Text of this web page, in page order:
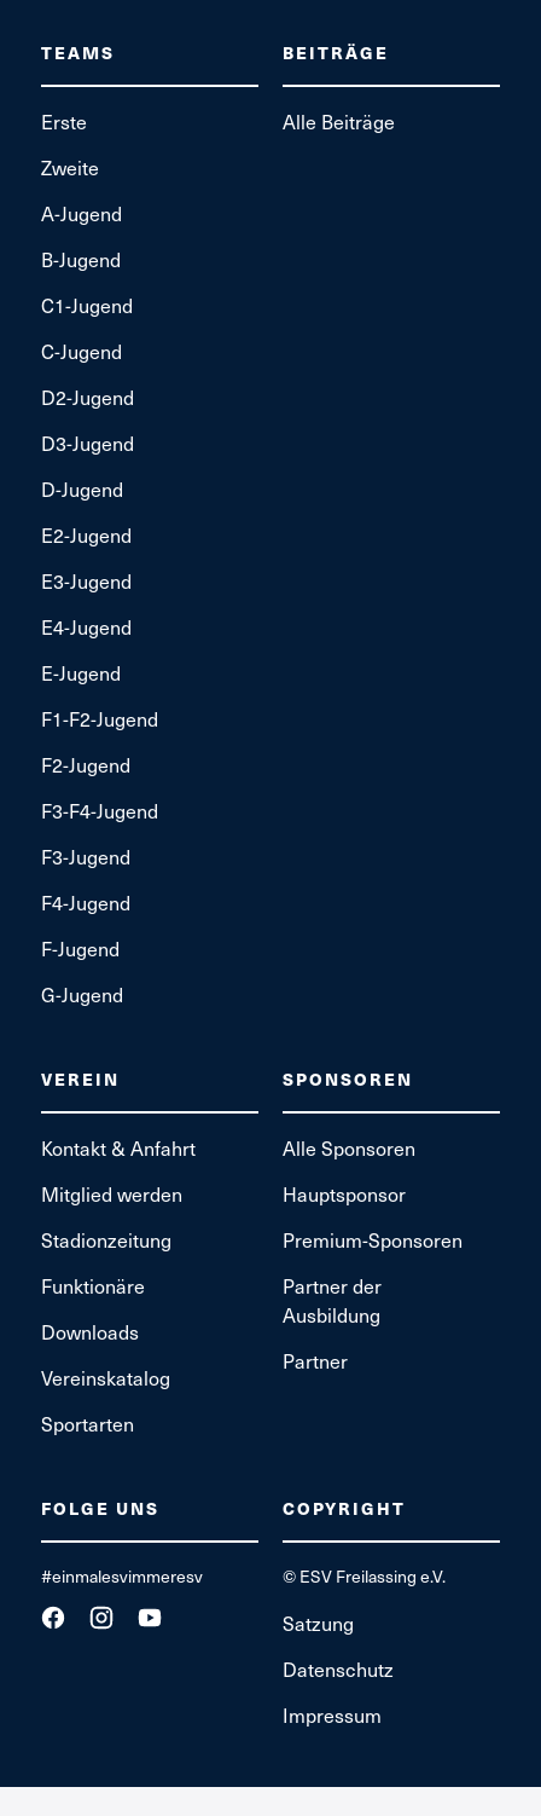
TEAMS
Erste
Zweite
A-Jugend
B-Jugend
C1-Jugend
C-Jugend
D2-Jugend
D3-Jugend
D-Jugend
E2-Jugend
E3-Jugend
E4-Jugend
E-Jugend
F1-F2-Jugend
F2-Jugend
F3-F4-Jugend
F3-Jugend
F4-Jugend
F-Jugend
G-Jugend
BEITRÄGE
Alle Beiträge
VEREIN
Kontakt & Anfahrt
Mitglied werden
Stadionzeitung
Funktionäre
Downloads
Vereinskatalog
Sportarten
SPONSOREN
Alle Sponsoren
Hauptsponsor
Premium-Sponsoren
Partner der
Ausbildung
Partner
FOLGE UNS
#einmalesvimmeresv
COPYRIGHT
© ESV Freilassing e.V.
Satzung
Datenschutz
Impressum